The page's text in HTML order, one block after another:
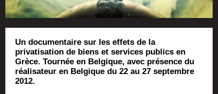
Un documentaire sur les effets de la
privatisation de biens et services publics en
Grèce. Tournée en Belgique, avec présence du
réalisateur en Belgique du 22 au 27 septembre
2012.